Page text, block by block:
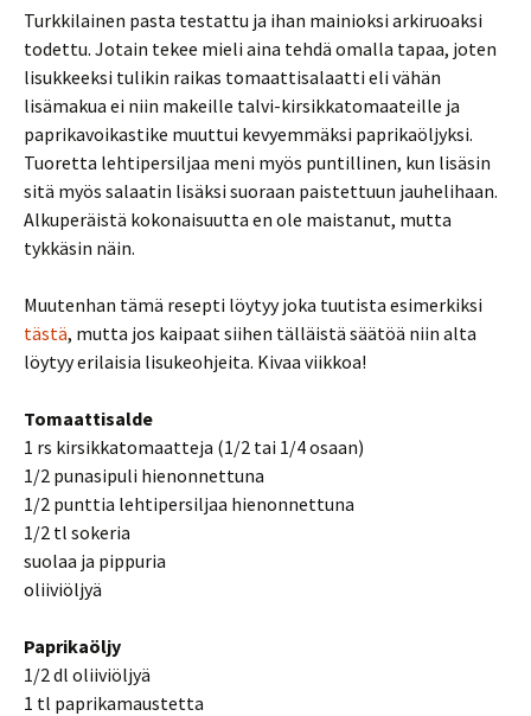
Turkkilainen pasta testattu ja ihan mainioksi arkiruoaksi
todettu. Jotain tekee mieli aina tehdä omalla tapaa, joten
lisukkeeksi tulikin raikas tomaattisalaatti eli vähän
lisämakua ei niin makeille talvi-kirsikkatomaateille ja
paprikavoikastike muuttui kevyemmäksi paprikaöljyksi.
Tuoretta lehtipersiljaa meni myös puntillinen, kun lisäsin
sitä myös salaatin lisäksi suoraan paistettuun jauhelihaan.
Alkuperäistä kokonaisuutta en ole maistanut, mutta
tykkäsin näin.
Muutenhan tämä resepti löytyy joka tuutista esimerkiksi
tästä, mutta jos kaipaat siihen tälläistä säätöä niin alta
löytyy erilaisia lisukeohjeita. Kivaa viikkoa!
Tomaattisalde
1 rs kirsikkatomaatteja (1/2 tai 1/4 osaan)
1/2 punasipuli hienonnettuna
1/2 punttia lehtipersiljaa hienonnettuna
1/2 tl sokeria
suolaa ja pippuria
oliiviöljyä
Paprikaöljy
1/2 dl oliiviöljyä
1 tl paprikamaustetta